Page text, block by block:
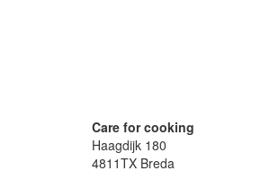
Care for cooking
Haagdijk 180
4811TX Breda